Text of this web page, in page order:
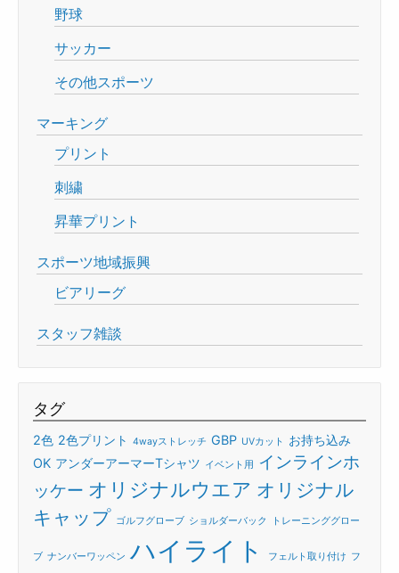
野球
サッカー
その他スポーツ
マーキング
プリント
刺繍
昇華プリント
スポーツ地域振興
ビアリーグ
スタッフ雑談
タグ
2色 2色プリント 4wayストレッチ GBP UVカット
お持ち込み
OK アンダーアーマーTシャツ イベント用
インラインホ
ッケー オリジナルウエア オリジナル
キャップ ゴルフグローブ ショルダーバック トレーニンググロー
ブ ナンバーワッペン ハイライト フェルト取り付け フ